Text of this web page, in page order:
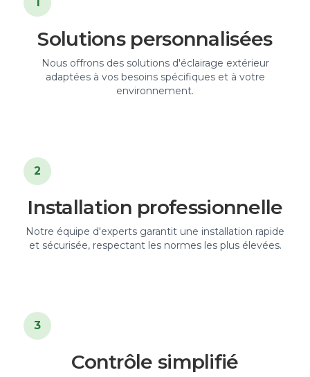
Solutions personnalisées
Nous offrons des solutions d'éclairage extérieur
adaptées à vos besoins spécifiques et à votre
environnement.
2
Installation professionnelle
Notre équipe d'experts garantit une installation rapide
et sécurisée, respectant les normes les plus élevées.
3
Contrôle simplifié